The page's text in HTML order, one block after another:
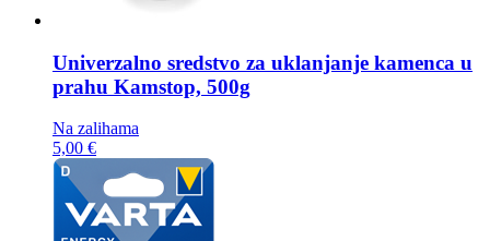
Univerzalno sredstvo za uklanjanje kamenca u
prahu Kamstop, 500g
Na zalihama
5,00 €